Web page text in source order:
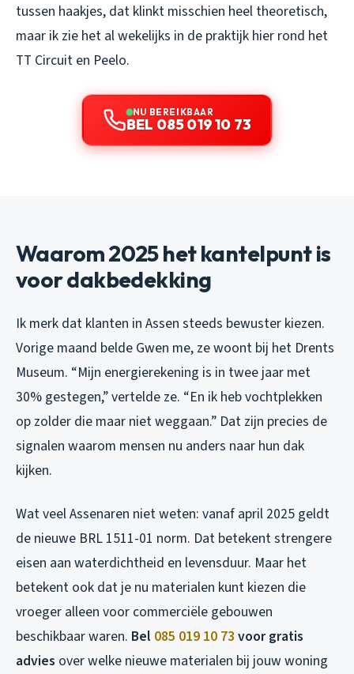
tussen haakjes, dat klinkt misschien heel theoretisch,
maar ik zie het al wekelijks in de praktijk hier rond het
TT Circuit en Peelo.
NU BEREIKBAAR
BEL 085 019 10 73
Waarom 2025 het kantelpunt is
voor dakbedekking
Ik merk dat klanten in Assen steeds bewuster kiezen.
Vorige maand belde Gwen me, ze woont bij het Drents
Museum. “Mijn energierekening is in twee jaar met
30% gestegen,” vertelde ze. “En ik heb vochtplekken
op zolder die maar niet weggaan.” Dat zijn precies de
signalen waarom mensen nu anders naar hun dak
kijken.
Wat veel Assenaren niet weten: vanaf april 2025 geldt
de nieuwe BRL 1511-01 norm. Dat betekent strengere
eisen aan waterdichtheid en levensduur. Maar het
betekent ook dat je nu materialen kunt kiezen die
vroeger alleen voor commerciële gebouwen
beschikbaar waren. Bel 085 019 10 73 voor gratis
advies over welke nieuwe materialen bij jouw woning